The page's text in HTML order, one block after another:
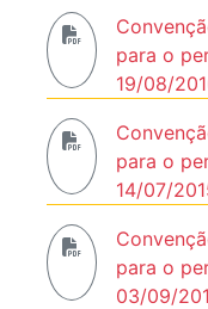
para o
19/08/
para o
14/07/
para o
03/09/